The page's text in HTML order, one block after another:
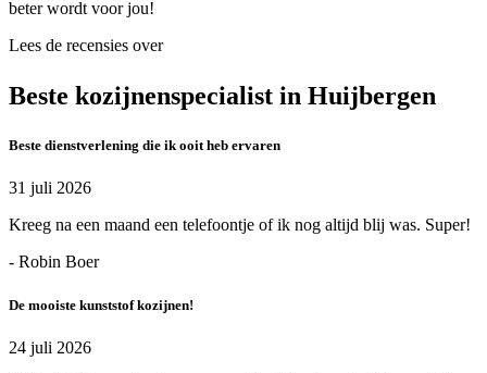
beter wordt voor jou!
Lees de recensies over
Beste kozijnenspecialist in Huijbergen
Beste dienstverlening die ik ooit heb ervaren
31 juli 2026
Kreeg na een maand een telefoontje of ik nog altijd blij was. Super!
- Robin Boer
De mooiste kunststof kozijnen!
24 juli 2026